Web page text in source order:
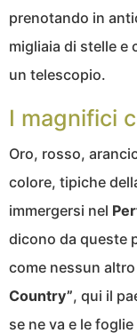
prenotando in
migliaia di stelle e
un telescopio.
I magnifici
Oro, rosso,
colore, tipiche
immergersi nel
dicono da queste
come nessun
Country”, qui il
se ne va e le